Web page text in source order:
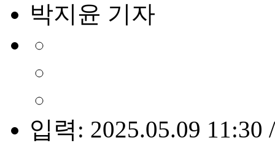
박지윤 기자
입력: 2025.05.09 11:30